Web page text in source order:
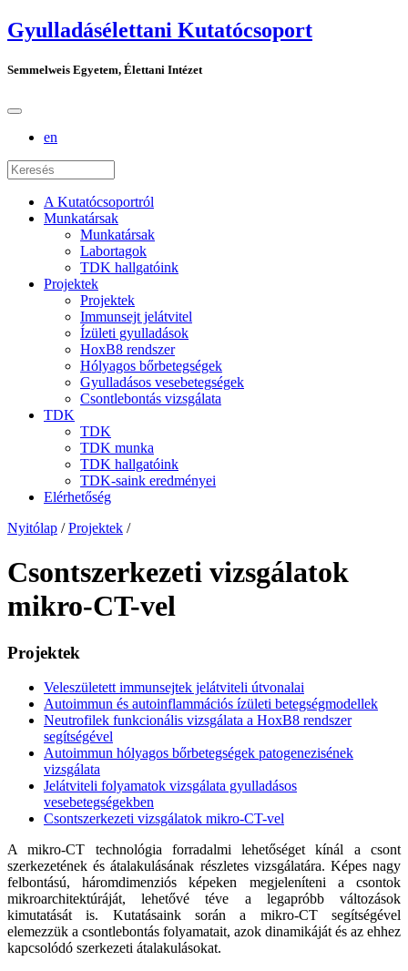
Gyulladásélettani Kutatócsoport
Semmelweis Egyetem, Élettani Intézet
en
A Kutatócsoportról
Munkatársak
Munkatársak
Labortagok
TDK hallgatóink
Projektek
Projektek
Immunsejt jelátvitel
Ízületi gyulladások
HoxB8 rendszer
Hólyagos bőrbetegségek
Gyulladásos vesebetegségek
Csontlebontás vizsgálata
TDK
TDK
TDK munka
TDK hallgatóink
TDK-saink eredményei
Elérhetőség
Nyitólap / Projektek /
Csontszerkezeti vizsgálatok
mikro-CT-vel
Projektek
Veleszületett immunsejtek jelátviteli útvonalai
Autoimmun és autoinflammációs ízületi betegségmodellek
Neutrofilek funkcionális vizsgálata a HoxB8 rendszer
segítségével
Autoimmun hólyagos bőrbetegségek patogenezisének
vizsgálata
Jelátviteli folyamatok vizsgálata gyulladásos
vesebetegségekben
Csontszerkezeti vizsgálatok mikro-CT-vel
A mikro-CT technológia forradalmi lehetőséget kínál a csont
szerkezetének és átalakulásának részletes vizsgálatára. Képes nagy
felbontású, háromdimenziós képeken megjeleníteni a csontok
mikroarchitektúráját, lehetővé téve a legapróbb változások
kimutatását is. Kutatásaink során a mikro-CT segítségével
elemezzük a csontlebontás folyamatait, azok dinamikáját és az ehhez
kapcsolódó szerkezeti átalakulásokat.